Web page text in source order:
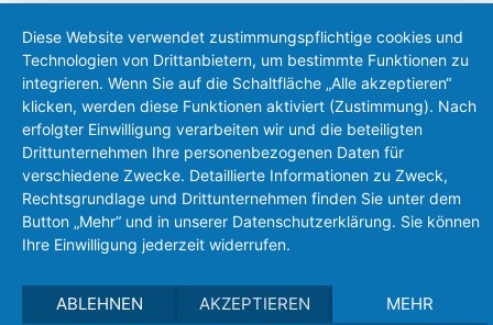
Diese Website verwendet zustimmungspflichtige cookies und
Technologien von Drittanbietern, um bestimmte Funktionen zu
integrieren. Wenn Sie auf die Schaltfläche „Alle akzeptieren“
klicken, werden diese Funktionen aktiviert (Zustimmung). Nach
erfolgter Einwilligung verarbeiten wir und die beteiligten
Drittunternehmen Ihre personenbezogenen Daten für
verschiedene Zwecke. Detaillierte Informationen zu Zweck,
Rechtsgrundlage und Drittunternehmen finden Sie unter dem
Button „Mehr“ und in unserer Datenschutzerklärung. Sie können
Ihre Einwilligung jederzeit widerrufen.
ABLEHNEN AKZEPTIEREN MEHR